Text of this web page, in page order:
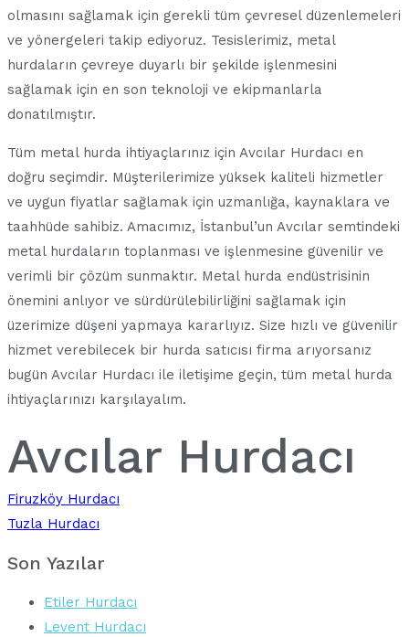
olmasını sağlamak için gerekli tüm çevresel düzenlemeleri
ve yönergeleri takip ediyoruz. Tesislerimiz, metal
hurdaların çevreye duyarlı bir şekilde işlenmesini
sağlamak için en son teknoloji ve ekipmanlarla
donatılmıştır.
Tüm metal hurda ihtiyaçlarınız için Avcılar Hurdacı en
doğru seçimdir. Müşterilerimize yüksek kaliteli hizmetler
ve uygun fiyatlar sağlamak için uzmanlığa, kaynaklara ve
taahhüde sahibiz. Amacımız, İstanbul’un Avcılar semtindeki
metal hurdaların toplanması ve işlenmesine güvenilir ve
verimli bir çözüm sunmaktır. Metal hurda endüstrisinin
önemini anlıyor ve sürdürülebilirliğini sağlamak için
üzerimize düşeni yapmaya kararlıyız. Size hızlı ve güvenilir
hizmet verebilecek bir hurda satıcısı firma arıyorsanız
bugün Avcılar Hurdacı ile iletişime geçin, tüm metal hurda
ihtiyaçlarınızı karşılayalım.
Avcılar Hurdacı
Yazı
gezinmesi
Firuzköy Hurdacı
Tuzla Hurdacı
Son Yazılar
Etiler Hurdacı
Levent Hurdacı